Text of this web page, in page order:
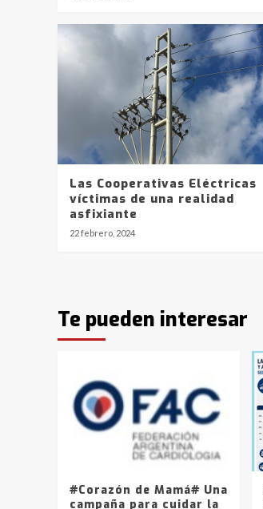
Las Cooperativas Eléctricas
víctimas de una realidad
asfixiante
22 febrero, 2024
Te pueden interesar
#Corazón de Mamá# Una
campaña para cuidar la